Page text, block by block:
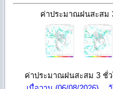
ค่าประมาณฝนสะสม
ค่าประมาณฝนสะสม 3 ชั่